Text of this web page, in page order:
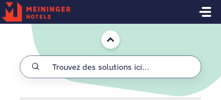
Passer au contenu principal
Accueil